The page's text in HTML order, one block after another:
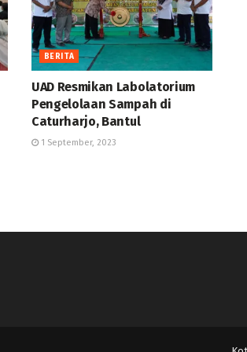
BERITA
UAD Resmikan Labolatorium
Pengelolaan Sampah di
Caturharjo, Bantul
1 September, 2023